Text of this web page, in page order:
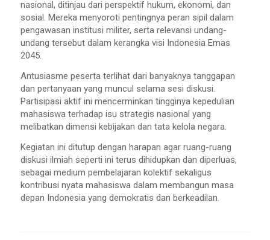
nasional, ditinjau dari perspektif hukum, ekonomi, dan
sosial. Mereka menyoroti pentingnya peran sipil dalam
pengawasan institusi militer, serta relevansi undang-
undang tersebut dalam kerangka visi Indonesia Emas
2045.
Antusiasme peserta terlihat dari banyaknya tanggapan
dan pertanyaan yang muncul selama sesi diskusi.
Partisipasi aktif ini mencerminkan tingginya kepedulian
mahasiswa terhadap isu strategis nasional yang
melibatkan dimensi kebijakan dan tata kelola negara.
Kegiatan ini ditutup dengan harapan agar ruang-ruang
diskusi ilmiah seperti ini terus dihidupkan dan diperluas,
sebagai medium pembelajaran kolektif sekaligus
kontribusi nyata mahasiswa dalam membangun masa
depan Indonesia yang demokratis dan berkeadilan.